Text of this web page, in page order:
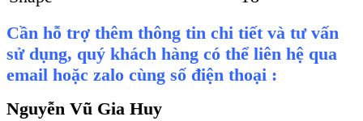
Cần hỗ trợ thêm thông tin chi tiết và tư vấn
sử dụng, quý khách hàng có thể liên hệ qua
email hoặc zalo cùng số điện thoại :
Nguyễn Vũ Gia Huy